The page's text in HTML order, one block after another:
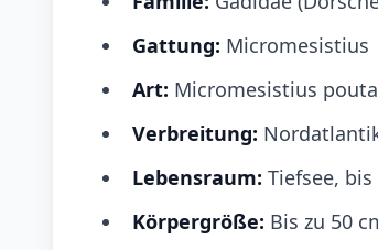
Gattung: Micromesistius
Art: Micromesistius
Verbreitung:
Lebensraum: Tiefsee,
Körpergröße: Bis zu 50